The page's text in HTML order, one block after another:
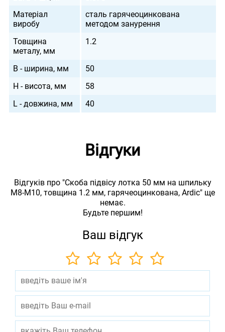
Матеріал
виробу
сталь гарячеоцинкована
методом занурення
Товщина
металу, мм
1.2
B - ширина, мм
50
H - висота, мм
58
L - довжина, мм
40
Відгуки
Відгуків про "Скоба підвісу лотка 50 мм на шпильку
М8-М10, товщина 1.2 мм, гарячеоцинкована, Ardic" ще
немає.
Будьте першим!
Ваш відгук